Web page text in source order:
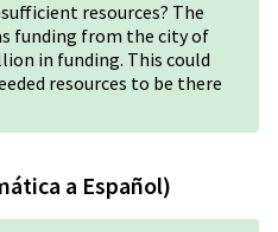
resources? The
funding from the city of
in funding. This could
resources to be there
a Español)